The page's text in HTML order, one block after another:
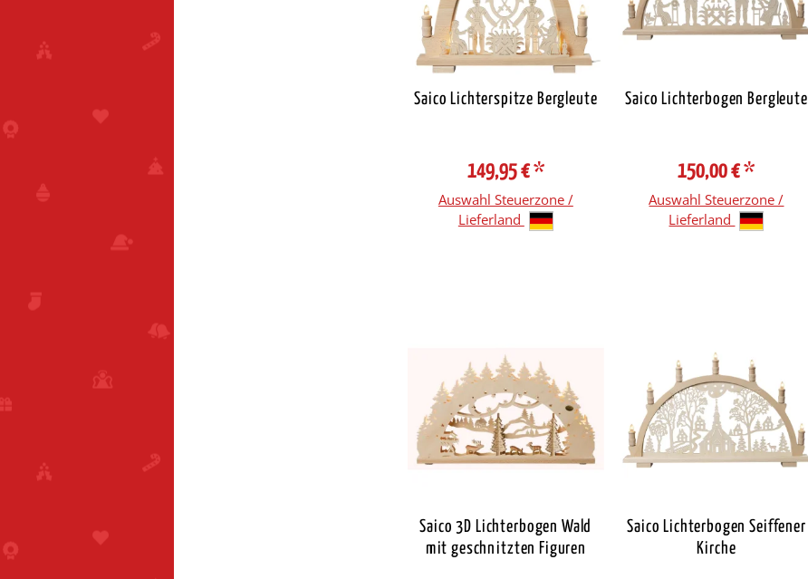
Saico Lichterspitze Bergleute
149,95 €*
Auswahl Steuerzone /
Lieferland
Saico Lichterbogen Bergleute
150,00 €*
Auswahl Steuerzone /
Lieferland
Saico 3D Lichterbogen Wald
mit geschnitzten Figuren
Saico Lichterbogen Seiffener
Kirche